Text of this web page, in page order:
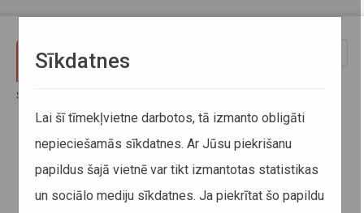
Sākums
Braukšanas ierobežojumi
Horvātijā 2024.gadā
Sīkdatnes
Lai šī tīmekļvietne darbotos, tā izmanto obligāti
nepieciešamās sīkdatnes. Ar Jūsu piekrišanu
papildus šajā vietnē var tikt izmantotas statistikas
un sociālo mediju sīkdatnes. Ja piekrītat šo papildu